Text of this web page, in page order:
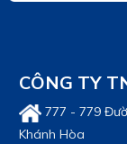
CÔNG TY
777 - 779
Khánh Hòa